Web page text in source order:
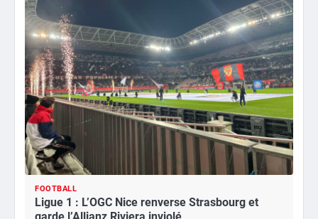
FOOTBALL
Ligue 1 : L’OGC Nice renverse Strasbourg et